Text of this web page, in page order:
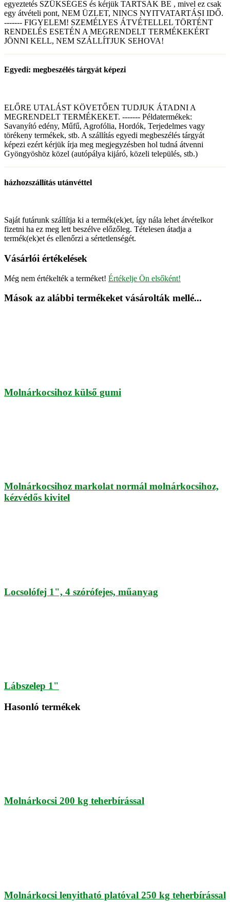
egyeztetés SZÜKSÉGES és kérjük TARTSÁK BE , mivel ez csak
egy átvételi pont, NEM ÜZLET, NINCS NYITVATARTÁSI IDŐ.
------- FIGYELEM! SZEMÉLYES ÁTVÉTELLEL TÖRTÉNT
RENDELÉS ESETÉN A MEGRENDELT TERMÉKEKÉRT
JÖNNI KELL, NEM SZÁLLÍTJUK SEHOVA!
Egyedi: megbeszélés tárgyát képezi
ELŐRE UTALÁST KÖVETŐEN TUDJUK ÁTADNI A
MEGRENDELT TERMÉKEKET. ------- Példatermékek:
Savanyító edény, Műfű, Agrofólia, Hordók, Terjedelmes vagy
törékeny termékek, stb. A szállítás egyedi megbeszélés tárgyát
képezi ezért kérjük írja meg megjegyzésben hol tudná átvenni
Gyöngyöshöz közel (autópálya kijáró, közeli település, stb.)
házhozszállítás utánvéttel
Saját futárunk szállítja ki a termék(ek)et, így nála lehet átvételkor
fizetni ha ez meg lett beszélve előzőleg. Tételesen átadja a
termék(ek)et és ellenőrzi a sértetlenségét.
Vásárlói értékelések
Még nem értékelték a terméket! Értékelje Ön elsőként!
Mások az alábbi termékeket vásárolták mellé...
Molnárkocsihoz külső gumi
Molnárkocsihoz markolat normál molnárkocsihoz,
kézvédős kivitel
Locsolófej 1", 4 szórófejes, műanyag
Lábszelep 1"
Hasonló termékek
Molnárkocsi 200 kg teherbírással
Molnárkocsi lenyitható platóval 250 kg teherbírással